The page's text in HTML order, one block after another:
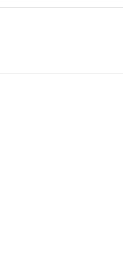
そんな夢のような働き方
る。
を活用して自分のスキ
ーランスになる90分コ
ている。3000円から売
フリーランスを育てる